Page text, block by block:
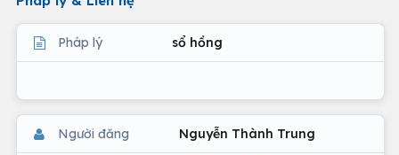
Pháp lý sổ hồng
Người đăng Nguyễn Thành Trung